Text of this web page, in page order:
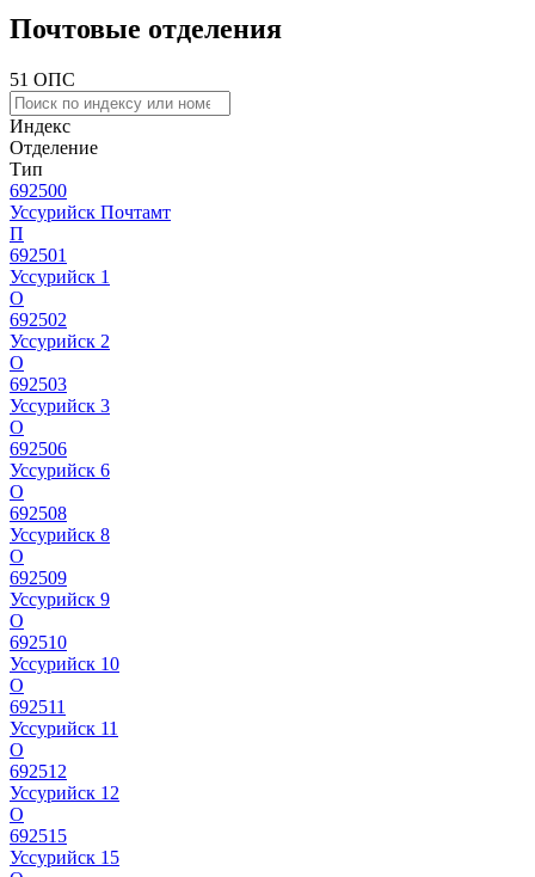
Почтовые отделения
51 ОПС
Индекс
Отделение
Тип
692500
Уссурийск Почтамт
П
692501
Уссурийск 1
О
692502
Уссурийск 2
О
692503
Уссурийск 3
О
692506
Уссурийск 6
О
692508
Уссурийск 8
О
692509
Уссурийск 9
О
692510
Уссурийск 10
О
692511
Уссурийск 11
О
692512
Уссурийск 12
О
692515
Уссурийск 15